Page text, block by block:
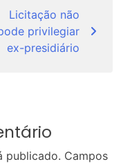
Licitação não
privilegiar
ex-presidiário
publicado. Campos